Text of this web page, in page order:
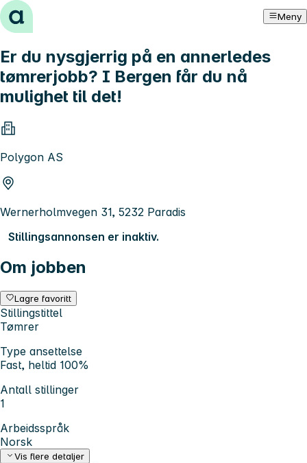
Hopp til innhold Meny
Er du nysgjerrig på en annerledes
tømrerjobb? I Bergen får du nå
mulighet til det!
Polygon AS
Wernerholmvegen 31, 5232 Paradis
Stillingsannonsen er inaktiv.
Om jobben
Lagre favoritt
Stillingstittel
Tømrer
Type ansettelse
Fast, heltid 100%
Antall stillinger
1
Arbeidsspråk
Norsk
Vis flere detaljer